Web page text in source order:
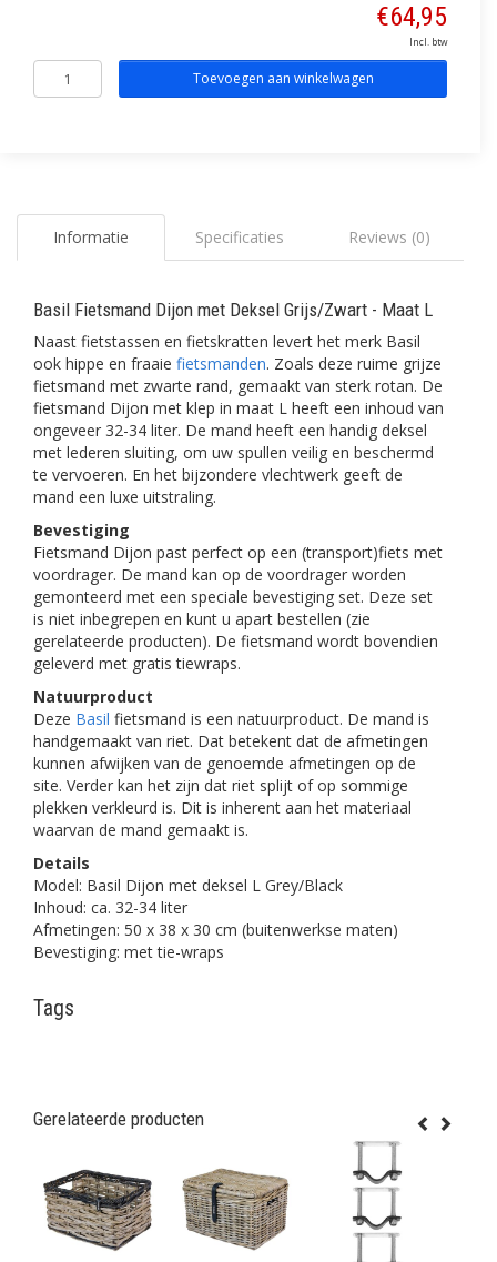
€64,95
Incl. btw
Toevoegen aan winkelwagen
Informatie Specificaties Reviews (0)
Basil Fietsmand Dijon met Deksel Grijs/Zwart - Maat L
Naast fietstassen en fietskratten levert het merk Basil
ook hippe en fraaie fietsmanden. Zoals deze ruime grijze
fietsmand met zwarte rand, gemaakt van sterk rotan. De
fietsmand Dijon met klep in maat L heeft een inhoud van
ongeveer 32-34 liter. De mand heeft een handig deksel
met lederen sluiting, om uw spullen veilig en beschermd
te vervoeren. En het bijzondere vlechtwerk geeft de
mand een luxe uitstraling.
Bevestiging
Fietsmand Dijon past perfect op een (transport)fiets met
voordrager. De mand kan op de voordrager worden
gemonteerd met een speciale bevestiging set. Deze set
is niet inbegrepen en kunt u apart bestellen (zie
gerelateerde producten). De fietsmand wordt bovendien
geleverd met gratis tiewraps.
Natuurproduct
Deze Basil fietsmand is een natuurproduct. De mand is
handgemaakt van riet. Dat betekent dat de afmetingen
kunnen afwijken van de genoemde afmetingen op de
site. Verder kan het zijn dat riet splijt of op sommige
plekken verkleurd is. Dit is inherent aan het materiaal
waarvan de mand gemaakt is.
Details
Model: Basil Dijon met deksel L Grey/Black
Inhoud: ca. 32-34 liter
Afmetingen: 50 x 38 x 30 cm (buitenwerkse maten)
Bevestiging: met tie-wraps
Tags
Gerelateerde producten